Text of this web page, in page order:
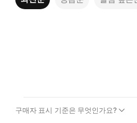
구매자 표시 기준은 무엇인가요?